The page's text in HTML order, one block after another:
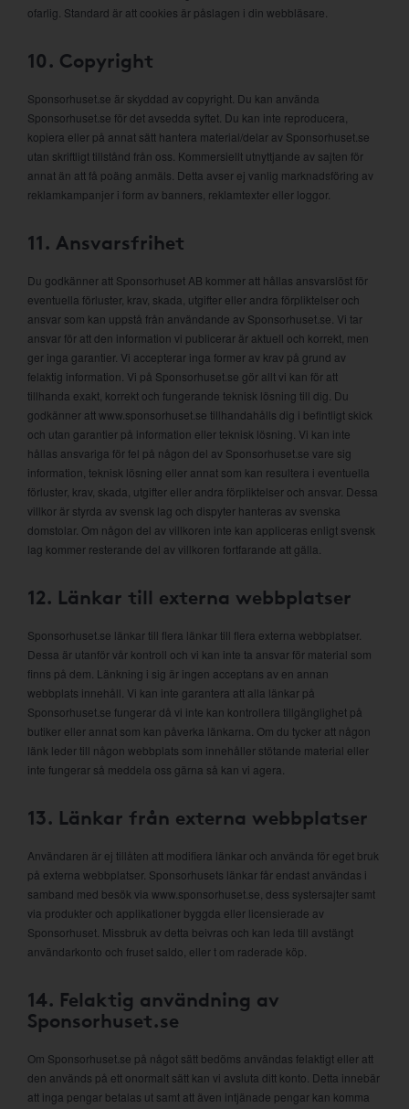
ofarlig. Standard är att cookies är påslagen i din webbläsare.
10. Copyright
Sponsorhuset.se är skyddad av copyright. Du kan använda
Sponsorhuset.se för det avsedda syftet. Du kan inte reproducera,
kopiera eller på annat sätt hantera material/delar av Sponsorhuset.se
utan skriftligt tillstånd från oss. Kommersiellt utnyttjande av sajten för
annat än att få poäng anmäls. Detta avser ej vanlig marknadsföring av
reklamkampanjer i form av banners, reklamtexter eller loggor.
11. Ansvarsfrihet
Du godkänner att Sponsorhuset AB kommer att hållas ansvarslöst för
eventuella förluster, krav, skada, utgifter eller andra förpliktelser och
ansvar som kan uppstå från användande av Sponsorhuset.se. Vi tar
ansvar för att den information vi publicerar är aktuell och korrekt, men
ger inga garantier. Vi accepterar inga former av krav på grund av
felaktig information. Vi på Sponsorhuset.se gör allt vi kan för att
tillhanda exakt, korrekt och fungerande teknisk lösning till dig. Du
godkänner att www.sponsorhuset.se tillhandahålls dig i befintligt skick
och utan garantier på information eller teknisk lösning. Vi kan inte
hållas ansvariga för fel på någon del av Sponsorhuset.se vare sig
information, teknisk lösning eller annat som kan resultera i eventuella
förluster, krav, skada, utgifter eller andra förpliktelser och ansvar. Dessa
villkor är styrda av svensk lag och dispyter hanteras av svenska
domstolar. Om någon del av villkoren inte kan appliceras enligt svensk
lag kommer resterande del av villkoren fortfarande att gälla.
12. Länkar till externa webbplatser
Sponsorhuset.se länkar till flera länkar till flera externa webbplatser.
Dessa är utanför vår kontroll och vi kan inte ta ansvar för material som
finns på dem. Länkning i sig är ingen acceptans av en annan
webbplats innehåll. Vi kan inte garantera att alla länkar på
Sponsorhuset.se fungerar då vi inte kan kontrollera tillgänglighet på
butiker eller annat som kan påverka länkarna. Om du tycker att någon
länk leder till någon webbplats som innehåller stötande material eller
inte fungerar så meddela oss gärna så kan vi agera.
13. Länkar från externa webbplatser
Användaren är ej tillåten att modifiera länkar och använda för eget bruk
på externa webbplatser. Sponsorhusets länkar får endast användas i
samband med besök via www.sponsorhuset.se, dess systersajter samt
via produkter och applikationer byggda eller licensierade av
Sponsorhuset. Missbruk av detta beivras och kan leda till avstängt
användarkonto och fruset saldo, eller t om raderade köp.
14. Felaktig användning av
Sponsorhuset.se
Om Sponsorhuset.se på något sätt bedöms användas felaktigt eller att
den används på ett onormalt sätt kan vi avsluta ditt konto. Detta innebär
att inga pengar betalas ut samt att även intjänade pengar kan komma